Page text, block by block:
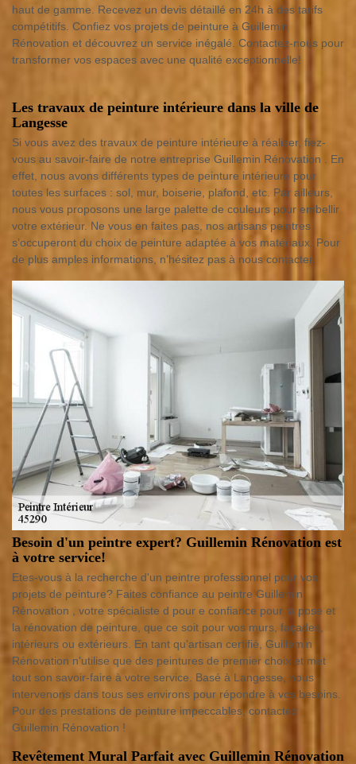
haut de gamme. Recevez un devis détaillé en 24h à des tarifs
compétitifs. Confiez vos projets de peinture à Guillemin
Rénovation et découvrez un service inégalé. Contactez-nous pour
transformer vos espaces avec une qualité exceptionnelle!
Les travaux de peinture intérieure dans la ville de
Langesse
Si vous avez des travaux de peinture intérieure à réaliser, fiez-
vous au savoir-faire de notre entreprise Guillemin Rénovation . En
effet, nous avons différents types de peinture intérieure pour
toutes les surfaces : sol, mur, boiserie, plafond, etc. Par ailleurs,
nous vous proposons une large palette de couleurs pour embellir
votre extérieur. Ne vous en faites pas, nos artisans peintres
s’occuperont du choix de peinture adaptée à vos matériaux. Pour
de plus amples informations, n’hésitez pas à nous contacter.
Besoin d'un peintre expert? Guillemin Rénovation est
à votre service!
Etes-vous à la recherche d'un peintre professionnel pour vos
projets de peinture? Faites confiance au peintre Guillemin
Rénovation , votre spécialiste d pour e confiance pour la pose et
la rénovation de peinture, que ce soit pour vos murs, façades,
intérieurs ou extérieurs. En tant qu'artisan certifié, Guillemin
Rénovation n'utilise que des peintures de premier choix et met
tout son savoir-faire à votre service. Basé à Langesse, nous
intervenons dans tous ses environs pour répondre à vos besoins.
Pour des prestations de peinture impeccables, contactez
Guillemin Rénovation !
Revêtement Mural Parfait avec Guillemin Rénovation